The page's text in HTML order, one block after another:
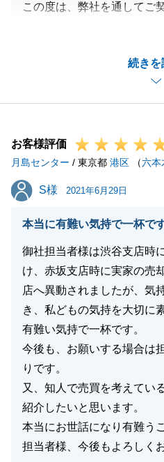
続きを
この度は、弊社を通してご
光栄に思っております。
K様が迅速にご対応くださ
にお引渡しまで進めること
今後とも物件の近くに寄っ
だければと思っております
また何かお困りのことや、
ございましたら、いつでも
せ。
閉じ
お客様評価
月島センター / 東京都 港区 （六本
S様
S様 2021年6月29日
本当に有難い気持で一杯で
御社担当者様は渋谷支店時
け、赤坂支店時に実家の売
店へ異動されましたが、気
き、私どもの気持を大切に
有難い気持で一杯です。
今後も、お願いする場合は
りです。
又、知人で売買を考えてい
紹介したいと思います。
本当にお世話になり有難う
担当者様、今後もよろしく